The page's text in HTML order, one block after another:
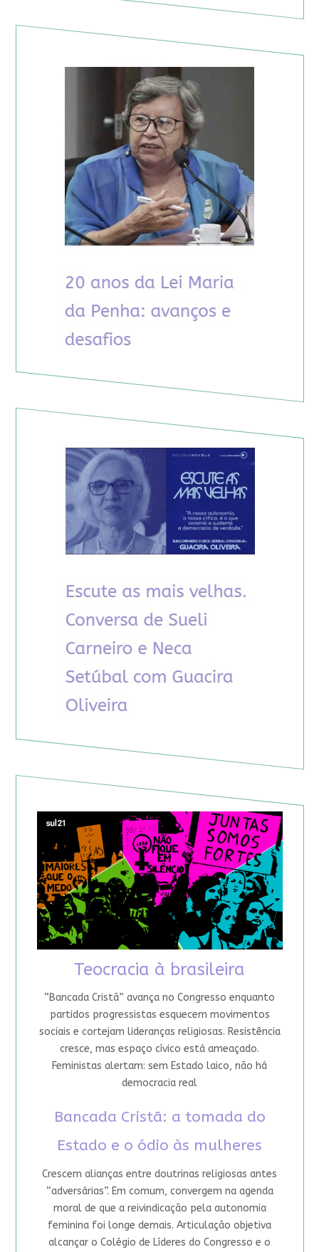
Teocracia à brasileira
“Bancada Cristã” avança no Congresso enquanto
partidos progressistas esquecem movimentos
sociais e cortejam lideranças religiosas. Resistência
cresce, mas espaço cívico está ameaçado.
Feministas alertam: sem Estado laico, não há
democracia real
Bancada Cristã: a tomada do
Estado e o ódio às mulheres
Crescem alianças entre doutrinas religiosas antes
“adversárias”. Em comum, convergem na agenda
moral de que a reivindicação pela autonomia
feminina foi longe demais. Articulação objetiva
alcançar o Colégio de Líderes do Congresso e o